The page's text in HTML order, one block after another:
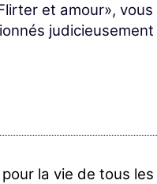
et amour»,
la vie de tous